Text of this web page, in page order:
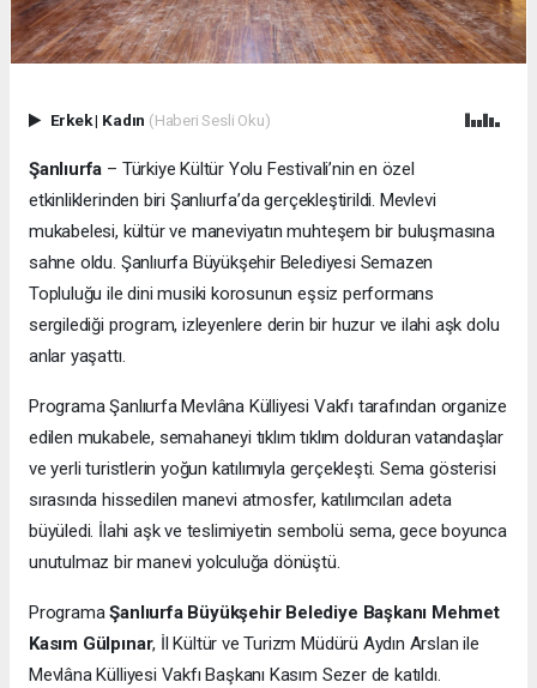
Erkek| Kadın (Haberi Sesli Oku)
Şanlıurfa – Türkiye Kültür Yolu Festivali’nin en özel
etkinliklerinden biri Şanlıurfa’da gerçekleştirildi. Mevlevi
mukabelesi, kültür ve maneviyatın muhteşem bir buluşmasına
sahne oldu. Şanlıurfa Büyükşehir Belediyesi Semazen
Topluluğu ile dini musiki korosunun eşsiz performans
sergilediği program, izleyenlere derin bir huzur ve ilahi aşk dolu
anlar yaşattı.
ProgramaŞanlıurfa Mevlâna Külliyesi Vakfı tarafından organize
edilen mukabele, semahaneyi tıklım tıklım dolduran vatandaşlar
ve yerli turistlerin yoğun katılımıyla gerçekleşti. Sema gösterisi
sırasında hissedilen manevi atmosfer, katılımcıları adeta
büyüledi. İlahi aşk ve teslimiyetin sembolü sema, gece boyunca
unutulmaz bir manevi yolculuğa dönüştü.
ProgramaŞanlıurfa Büyükşehir Belediye Başkanı Mehmet
Kasım Gülpınar, İl Kültür ve Turizm Müdürü Aydın Arslan ile
Mevlâna Külliyesi Vakfı Başkanı Kasım Sezer de katıldı.